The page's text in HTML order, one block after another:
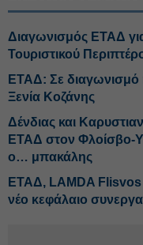
Διαγωνισμός ΕΤΑΔ
Τουριστικού
ΕΤΑΔ: Σε διαγωνισμό
Ξενία Κοζάνης
Δένδιας και
ΕΤΑΔ στον Φλοίσβο-
ο… μπακάλης
ΕΤΑΔ, LAMDA Flisvos
νέο κεφάλαιο